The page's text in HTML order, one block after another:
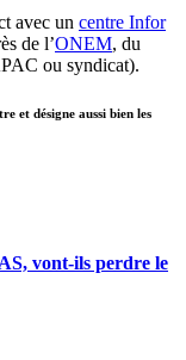
avec un centre Infor
de l’ONEM, du
ou syndicat).
et désigne aussi bien les
vont-ils perdre le